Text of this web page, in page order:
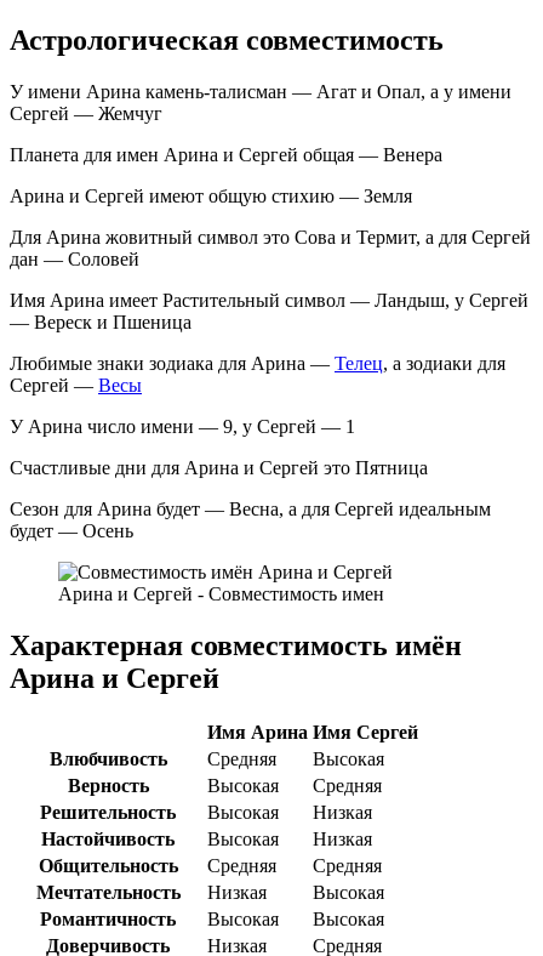
Астрологическая совместимость
У имени Арина камень-талисман — Агат и Опал, а у имени
Сергей — Жемчуг
Планета для имен Арина и Сергей общая — Венера
Арина и Сергей имеют общую стихию — Земля
Для Арина жовитный символ это Сова и Термит, а для Сергей
дан — Соловей
Имя Арина имеет Растительный символ — Ландыш, у Сергей
— Вереск и Пшеница
Любимые знаки зодиака для Арина — Телец, а зодиаки для
Сергей — Весы
У Арина число имени — 9, у Сергей — 1
Счастливые дни для Арина и Сергей это Пятница
Сезон для Арина будет — Весна, а для Сергей идеальным
будет — Осень
Арина и Сергей - Совместимость имен
Характерная совместимость имён
Арина и Сергей
Имя Арина Имя Сергей
Влюбчивость
Средняя
Высокая
Верность
Высокая
Средняя
Решительность
Высокая
Низкая
Настойчивость
Высокая
Низкая
Общительность
Средняя
Средняя
Мечтательность
Низкая
Высокая
Романтичность
Высокая
Высокая
Доверчивость
Низкая Средняя